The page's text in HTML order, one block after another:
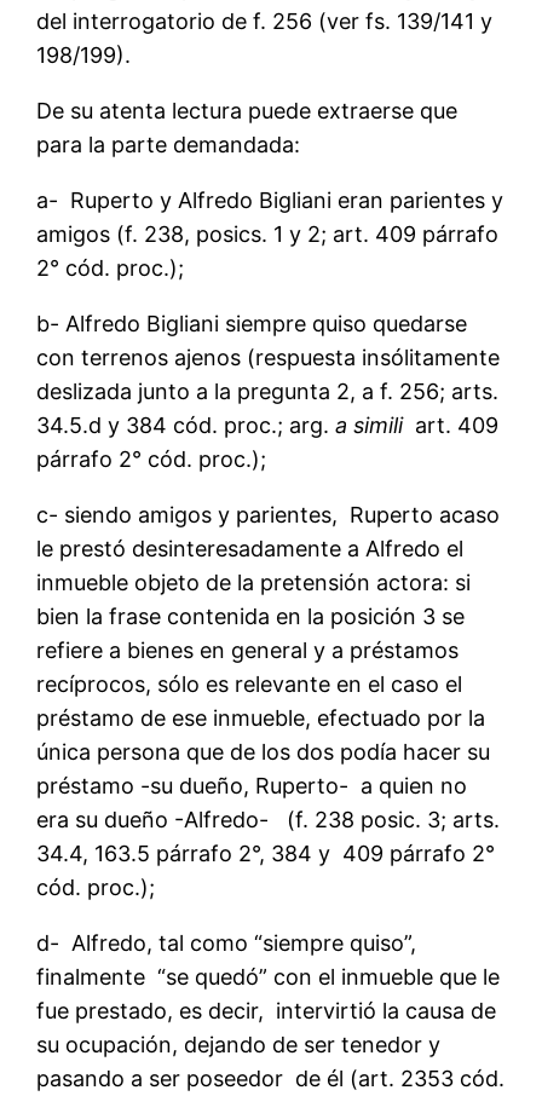
del interrogatorio de f. 256 (ver fs. 139/141 y
198/199).
De su atenta lectura puede extraerse que
para la parte demandada:
a- Ruperto y Alfredo Bigliani eran parientes y
amigos (f. 238, posics. 1 y 2; art. 409 párrafo
2° cód. proc.);
b- Alfredo Bigliani siempre quiso quedarse
con terrenos ajenos (respuesta insólitamente
deslizada junto a la pregunta 2, a f. 256; arts.
34.5.d y 384 cód. proc.; arg.a simili art. 409
párrafo 2° cód. proc.);
c- siendo amigos y parientes, Ruperto acaso
le prestó desinteresadamente a Alfredo el
inmueble objeto de la pretensión actora: si
bien la frase contenida en la posición 3 se
refiere a bienes en general y a préstamos
recíprocos, sólo es relevante en el caso el
préstamo de ese inmueble, efectuado por la
única persona que de los dos podía hacer su
préstamo -su dueño, Ruperto- a quien no
era su dueño -Alfredo- (f. 238 posic. 3; arts.
34.4, 163.5 párrafo 2°, 384 y 409 párrafo 2°
cód. proc.);
d- Alfredo, tal como “siempre quiso”,
finalmente “se quedó” con el inmueble que le
fue prestado, es decir, intervirtió la causa de
su ocupación, dejando de ser tenedor y
pasando a ser poseedor de él (art. 2353 cód.